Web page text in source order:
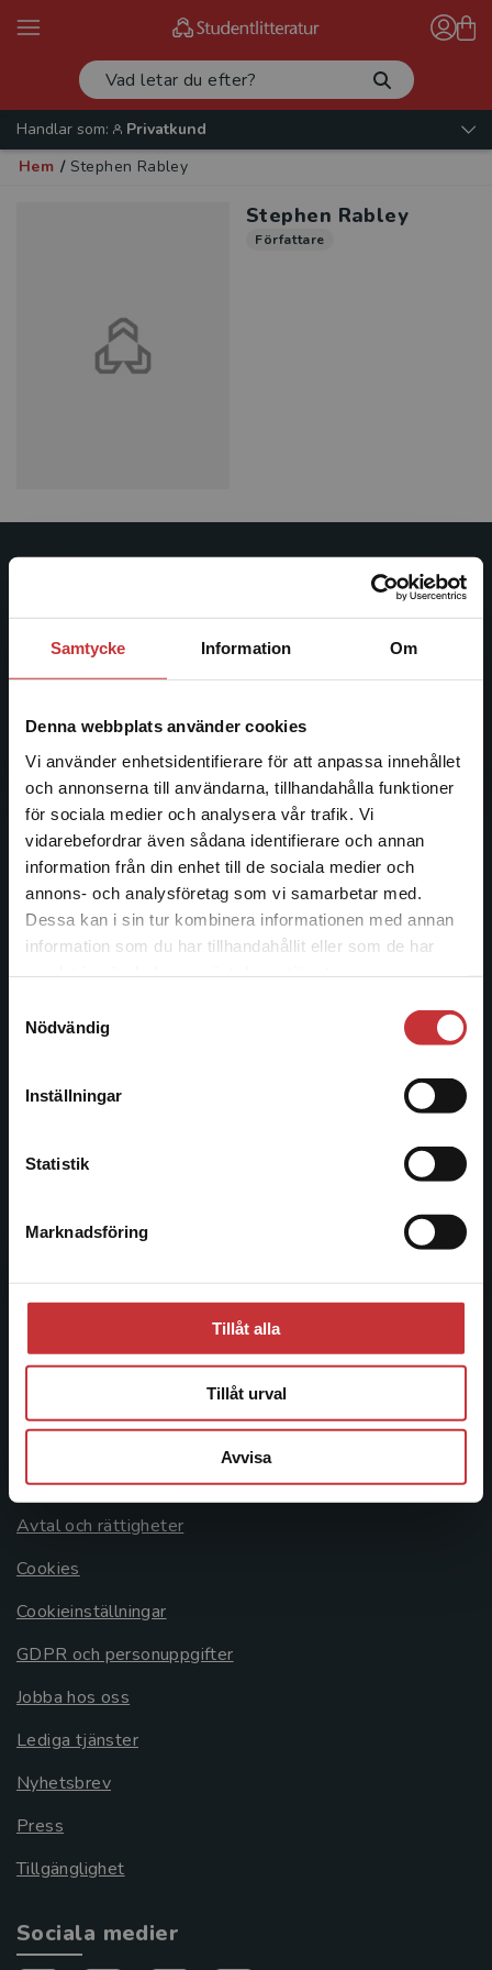
Samtycke Information Om
Denna webbplats använder cookies
Vi använder enhetsidentifierare för att anpassa innehållet
och annonserna till användarna, tillhandahålla funktioner
för sociala medier och analysera vår trafik. Vi
vidarebefordrar även sådana identifierare och annan
information från din enhet till de sociala medier och
annons- och analysföretag som vi samarbetar med.
Dessa kan i sin tur kombinera informationen med annan
information som du har tillhandahållit eller som de har
Nödvändig
Inställningar
Statistik
Marknadsföring
Tillåt alla
Tillåt urval
Avvisa
Begränsad fraktregion
Det verkar som att du besöker
studentlitteratur.se via en enhet utanför Sverige.
Vi erbjuder inte leveranser utanför Sverige. För
att kunna slutföra ett köp måste
Handlar som:
Privatkund
Hem / Stephen Rabley
Stephen Rabley
Författare
ledande utbildningsförlag. Med läromedel, kurslitteratur,
facklitteratur, utbildningar och digitala
längs hela kunskapsresan.
Kontakta oss
Kontakta oss
046-31 20 00
Postadress:
Box 141
221 00 Lund
Besöksadress:
Kundservice
046-31 21 00
Systemkrav
Allmänna länkar
Om oss
Avtal och rättigheter
Cookies
Cookieinställningar
GDPR och personuppgifter
Jobba hos oss
Lediga tjänster
Nyhetsbrev
Press
Tillgänglighet
Sociala medier